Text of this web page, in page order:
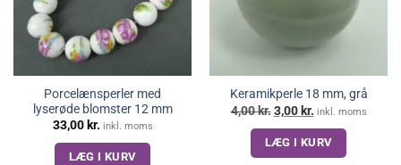
Porcelænsperler med
lyserøde blomster 12 mm
33,00 kr. inkl. moms
LÆG I KURV
Keramikperle 18 mm, grå
4,00kr. Den
oprindelige
pris
var:
4,00 kr..
3,00 kr. Den
aktuelle
pris
er:
3,00 kr..
inkl. moms
LÆG I KURV